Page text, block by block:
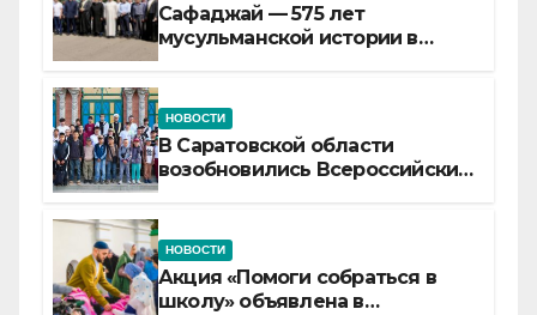
Сафаджай — 575 лет
мусульманской истории в
НОВОСТИ
В Саратовской области
возобновились Всероссийские
НОВОСТИ
Акция «Помоги собраться в
школу» объявлена в